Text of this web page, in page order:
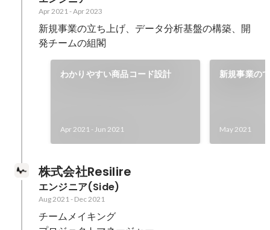
Apr 2021-Apr 2023
新規事業の立ち上げ、データ分析基盤の構築、開
発チームの組閣
わかりやすい商品コード設計
Apr 2021 -Jun 2021
新規事業の
May 2021
株式会社Resilire
エンジニア(Side)
Aug 2021- Dec 2021
チームメイキング